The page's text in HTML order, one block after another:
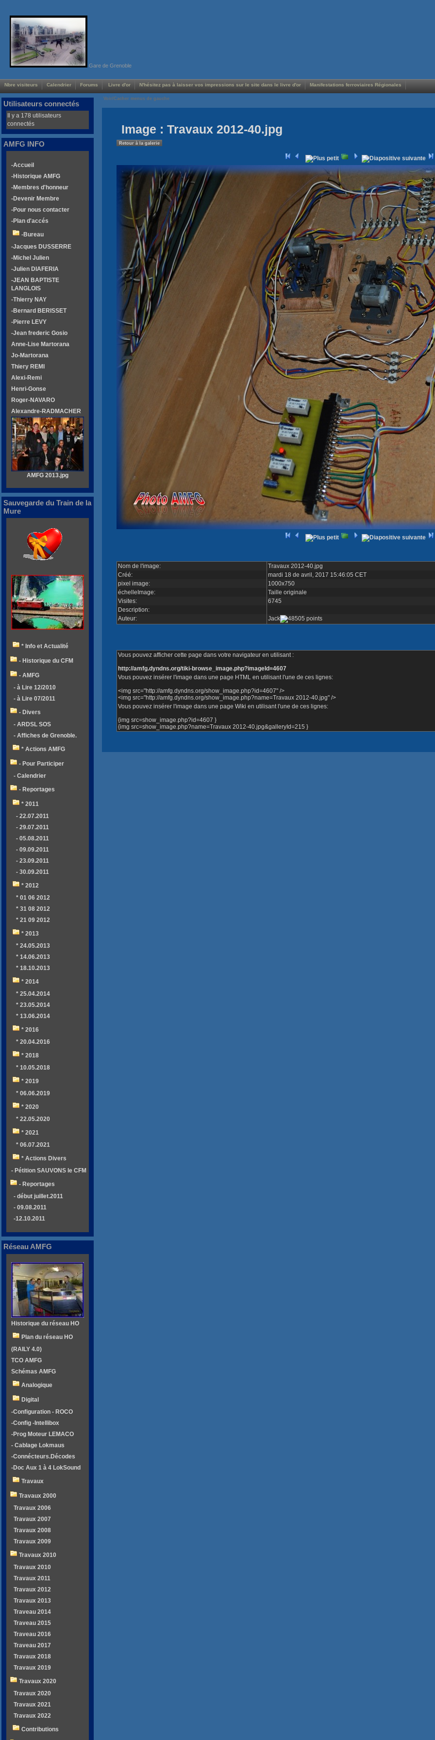
Gare de Grenoble
Nbre visiteurs Calendrier Forums Livre d'or N'hésitez pas à laisser vos impressions sur le site dans le livre d'or Manifestations ferroviaires Régionales
Voir/Cacher menus de gauche
Image : Travaux 2012-40.jpg
Retour à la galerie
Nom de l'image:
Travaux 2012-40.jpg
Créé:
mardi 18 de avril, 2017 15:46:05 CET
pixel image:
1000x750
échelleImage:
Taille originale
Visites:
6745
Description:
Auteur:
Jack
Vous pouvez afficher cette page dans votre navigateur en utilisant :
http://amfg.dyndns.org/tiki-browse_image.php?imageId=4607
Vous pouvez insérer l'image dans une page HTML en utilisant l'une de ces lignes:
<img src="http://amfg.dyndns.org/show_image.php?id=4607" />
<img src="http://amfg.dyndns.org/show_image.php?name=Travaux 2012-40.jpg" />
Vous pouvez insérer l'image dans une page Wiki en utilisant l'une de ces lignes:
{img src=show_image.php?id=4607 }
{img src=show_image.php?name=Travaux 2012-40.jpg&galleryId=215 }
Utilisateurs connectés
Il y a 178 utilisateurs
connectés
AMFG INFO
-Accueil
-Historique AMFG
-Membres d'honneur
-Devenir Membre
-Pour nous contacter
-Plan d'accés
-Bureau
-Jacques DUSSERRE
-Michel Julien
-Julien DIAFERIA
-JEAN BAPTISTE
LANGLOIS
-Thierry NAY
-Bernard BERISSET
-Pierre LEVY
-Jean frederic Gosio
Anne-Lise Martorana
Jo-Martorana
Thiery REMI
Alexi-Remi
Henri-Gonse
Roger-NAVARO
Alexandre-RADMACHER
AMFG 2013.jpg
Sauvegarde du Train de la
Mure
* Info et Actualité
- Historique du CFM
- AMFG
- à Lire 12/2010
- à Lire 07/2011
- Divers
- ARDSL SOS
- Affiches de Grenoble.
* Actions AMFG
- Pour Participer
- Calendrier
- Reportages
* 2011
- 22.07.2011
- 29.07.2011
- 05.08.2011
- 09.09.2011
- 23.09.2011
- 30.09.2011
* 2012
* 01 06 2012
* 31 08 2012
* 21 09 2012
* 2013
* 24.05.2013
* 14.06.2013
* 18.10.2013
* 2014
* 25.04.2014
* 23.05.2014
* 13.06.2014
* 2016
* 20.04.2016
* 2018
* 10.05.2018
* 2019
* 06.06.2019
* 2020
* 22.05.2020
* 2021
* 06.07.2021
* Actions Divers
- Pétition SAUVONS le CFM
- Reportages
- début juillet.2011
- 09.08.2011
-12.10.2011
Réseau AMFG
Historique du réseau HO
Plan du réseau HO
(RAILY 4.0)
TCO AMFG
Schémas AMFG
Analogique
Digital
-Configuration - ROCO
-Config -Intellibox
-Prog Moteur LEMACO
- Cablage Lokmaus
-Connécteurs.Décodes
-Doc Aux 1 à 4 LokSound
Travaux
Travaux 2000
Travaux 2006
Travaux 2007
Travaux 2008
Travaux 2009
Travaux 2010
Travaux 2010
Travaux 2011
Travaux 2012
Travaux 2013
Traveau 2014
Traveau 2015
Traveau 2016
Traveau 2017
Travaux 2018
Travaux 2019
Travaux 2020
Travaux 2020
Travaux 2021
Travaux 2022
Contributions